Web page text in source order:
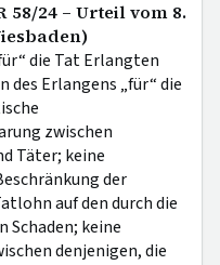
58/24 – Urteil vom 8.
die Tat Erlangten
des Erlangens „für“ die
zwischen
Täter; keine
der
auf den durch die
Schaden; keine
denjenigen, die